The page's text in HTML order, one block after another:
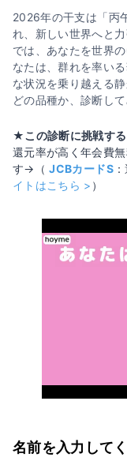
2026年の干支は「丙
れ、新しい世界へと
では、あなたを世界
なたは、群れを率い
な状況を乗り越える
どの品種か、診断して
★この診断に挑戦す
還元率が高く年会費
す→（JCBカードS：
イトはこちら > ）
名前を入力して